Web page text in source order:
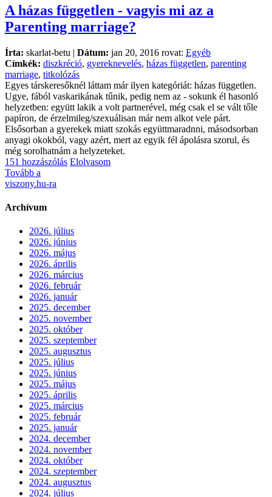
A házas független - vagyis mi az a
Parenting marriage?
Írta: skarlat-betu | Dátum: jan 20, 2016 rovat: Egyéb
Címkék: diszkréció, gyereknevelés, házas független, parenting
marriage, titkolózás
Egyes társkeresőknél láttam már ilyen kategóriát: házas független.
Ugye, fából vaskarikának tűnik, pedig nem az - sokunk él hasonló
helyzetben: együtt lakik a volt partnerével, még csak el se vált tőle
papíron, de érzelmileg/szexuálisan már nem alkot vele párt.
Elsősorban a gyerekek miatt szokás együttmaradnni, másodsorban
anyagi okokból, vagy azért, mert az egyik fél ápolásra szorul, és
még sorolhatnám a helyzeteket.
151 hozzászólás Elolvasom
Tovább a
viszony.hu-ra
Archívum
2026. július
2026. június
2026. május
2026. április
2026. március
2026. február
2026. január
2025. december
2025. november
2025. október
2025. szeptember
2025. augusztus
2025. július
2025. június
2025. május
2025. április
2025. március
2025. február
2025. január
2024. december
2024. november
2024. október
2024. szeptember
2024. augusztus
2024. július